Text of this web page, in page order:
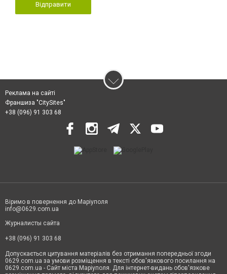
Відправити
Реклама на сайті
Франшиза "CitySites"
+38 (096) 91 303 68
Віримо в повернення до Маріуполя
info@0629.com.ua
Журналисты сайта
+38 (096) 91 303 68
Допускається цитування матеріалів без отримання попередньої згоди
0629.com.ua за умови розміщення в тексті обов'язкового посилання на
0629.com.ua - Сайт міста Маріуполя. Для інтернет-видань обов'язкове